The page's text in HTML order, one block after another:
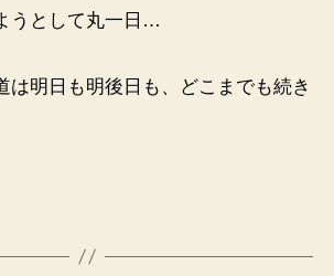
うとして丸一日…
は明日も明後日も、どこまでも続き